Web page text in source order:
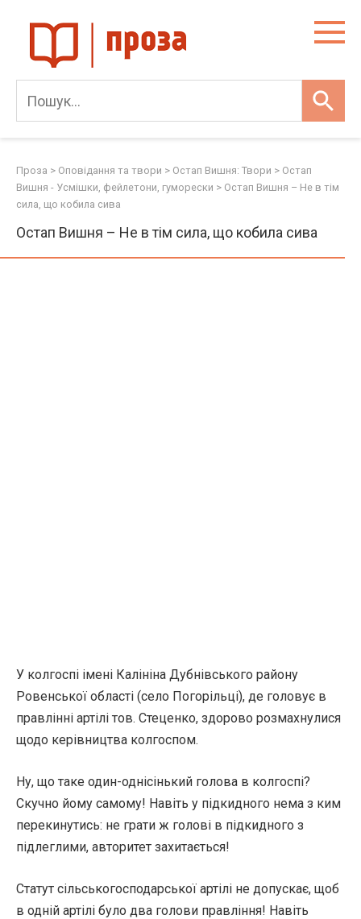
content
Проза > Оповідання та твори > Остап Вишня: Твори > Остап
Вишня - Усмішки, фейлетони, гуморески > Остап Вишня – Не в тім
сила, що кобила сива
Остап Вишня – Не в тім сила, що кобила сива
У колгоспі імені Калініна Дубнівського району
Ровенської області (село Погорільці), де головує в
правлінні артілі тов. Стеценко, здорово розмахнулися
щодо керівництва колгоспом.
Ну, що таке один-однісінький голова в колгоспі?
Скучно йому самому! Навіть у підкидного нема з ким
перекинутись: не грати ж голові в підкидного з
підлеглими, авторитет захитається!
Статут сільськогосподарської артілі не допускає, щоб
в одній артілі було два голови правління! Навіть